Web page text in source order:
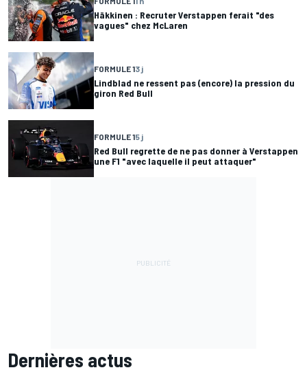
Häkkinen : Recruter Verstappen ferait "des
vagues" chez McLaren
FORMULE 13 j
Lindblad ne ressent pas (encore) la pression du
giron Red Bull
FORMULE 15 j
Red Bull regrette de ne pas donner à Verstappen
une F1 "avec laquelle il peut attaquer"
Dernières actus